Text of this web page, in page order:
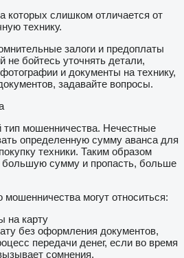
которых слишком отличается от
технику.
залоги и предоплаты
не бойтесь уточнять детали,
и документы на технику,
задавайте вопросы.
мошенничества. Нечестные
определенную сумму аванса для
техники. Таким образом
большую сумму и пропасть, больше
мошенничества могут относиться:
на карту
без оформления документов,
передачи денег, если во время
сомнения.